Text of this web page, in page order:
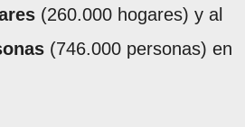
(260.000 hogares) y al
(746.000 personas) en